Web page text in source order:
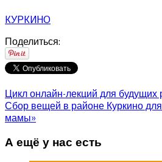
КУРКИНО
Поделиться:
Цикл онлайн-лекций для будущих
Сбор вещей в районе Куркино
мамы»
А ещё у нас есть